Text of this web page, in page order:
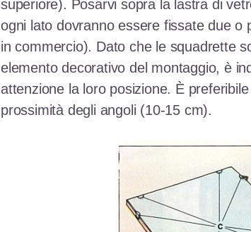
superiore). Posarvi sopra la lastra di
ogni lato dovranno essere fissate due
in commercio). Dato che le squadrette
elemento decorativo del montaggio, è
attenzione la loro posizione. È
prossimità degli angoli (10-15 cm).